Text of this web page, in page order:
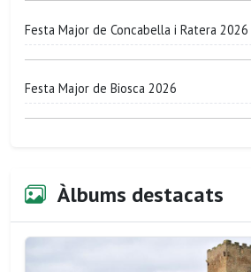
Festa Major de Concabella i Ratera 2026
Festa Major de Biosca 2026
Àlbums destacats